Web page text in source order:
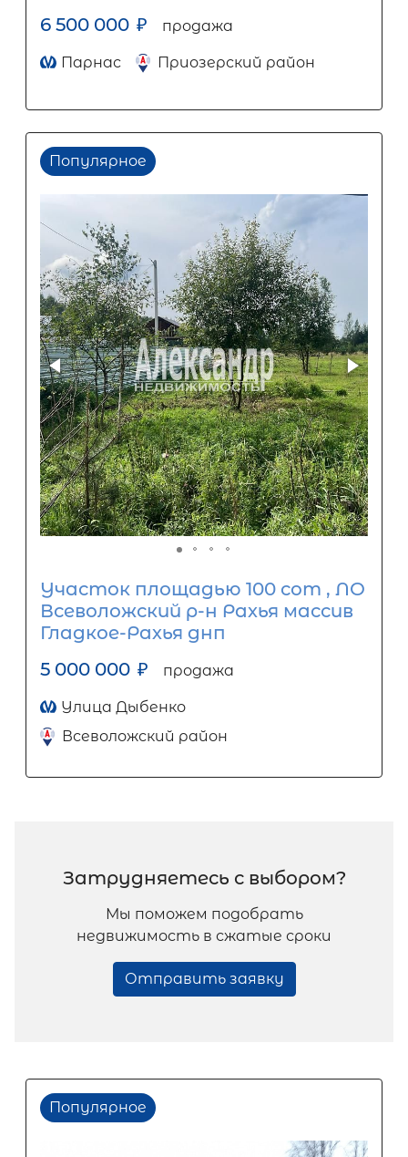
6 500 000 ₽ продажа
Парнас Приозерский район
Популярное
Участок площадью 100 сот , ЛО
Всеволожский р-н Рахья массив
Гладкое-Рахья днп
5 000 000 ₽ продажа
Улица Дыбенко
Всеволожский район
Затрудняетесь с выбором?
Мы поможем подобрать
недвижимость в сжатые сроки
Отправить заявку
Популярное